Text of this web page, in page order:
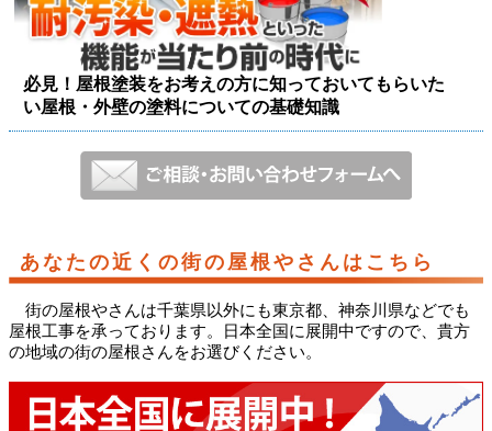
必見！屋根塗装をお考えの方に知っておいてもらいた
い屋根・外壁の塗料についての基礎知識
あなたの近くの街の屋根やさんはこちら
街の屋根やさんは千葉県以外にも東京都、神奈川県などでも
屋根工事を承っております。日本全国に展開中ですので、貴方
の地域の街の屋根さんをお選びください。